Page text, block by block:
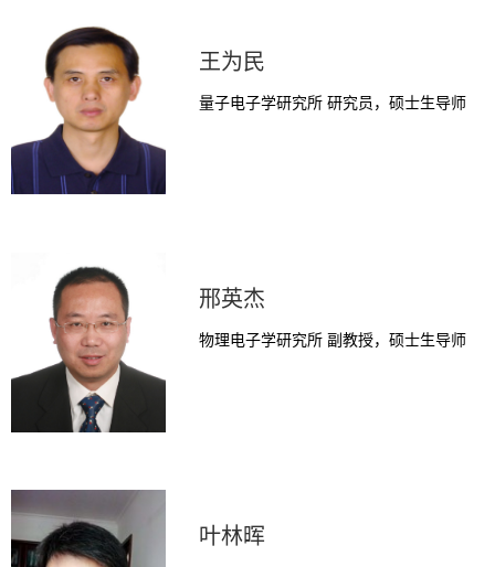
王为民
量子电子学研究所 研究员，硕士生导师
邢英杰
物理电子学研究所 副教授，硕士生导师
叶林晖